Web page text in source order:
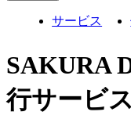
サービス
SAKURA
行サービス